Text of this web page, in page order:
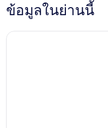
ข้อมูลในย่านนี้